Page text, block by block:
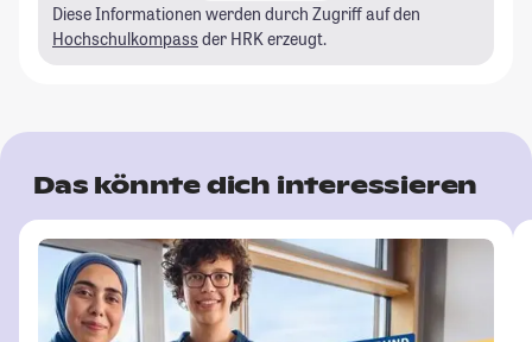
Diese Informationen werden durch Zugriff auf den
Hochschulkompass der HRK erzeugt.
Das könnte dich interessieren